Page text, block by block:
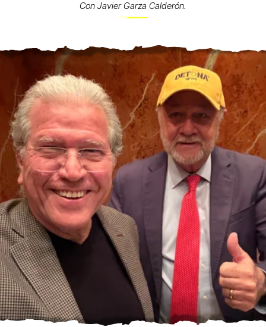
Con Javier Garza Calderón.